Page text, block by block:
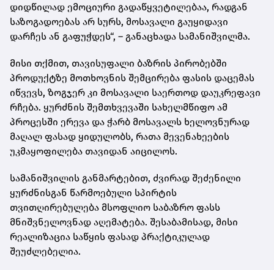
დიდწილად ემოციური გადაწყვეტილებაა, რადგან
საზოგადოებას არ სურს, მოსავალი გაუყიდავი
დარჩეს ან გაფუჭდეს“, – განაცხადა სამანიშვილმა.
მისი თქმით, თავისუფალი ბაზრის პირობებში
პროდუქტზე მოთხოვნის შემცირება ფასის დაცემას
იწვევს, ზოგჯერ კი მოსავალი საერთოდ დაუკრეფავი
რჩება. ყურძნის შემთხვევაში სახელმწიფო ამ
პროცესში ერევა და ჭარბ მოსავალს ხელოვნურად
მაღალ ფასად ყიდულობს, რათა მევენახეების
უკმაყოფილება თავიდან აიცილოს.
სამანიშვილის განმარტებით, ძვირად შეძენილი
ყურძნისგან წარმოებული სპირტის
თვითღირებულება მსოფლიო საბაზრო ფასს
მნიშვნელოვნად აღემატება. შესაბამისად, მისი
რეალიზაცია საწყის ფასად პრაქტიკულად
შეუძლებელია.